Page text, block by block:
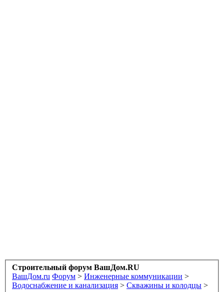
Строительный форум ВашДом.RU
ВашДом.ru Форум > Инженерные коммуникации >
Водоснабжение и канализация > Скважины и колодцы >